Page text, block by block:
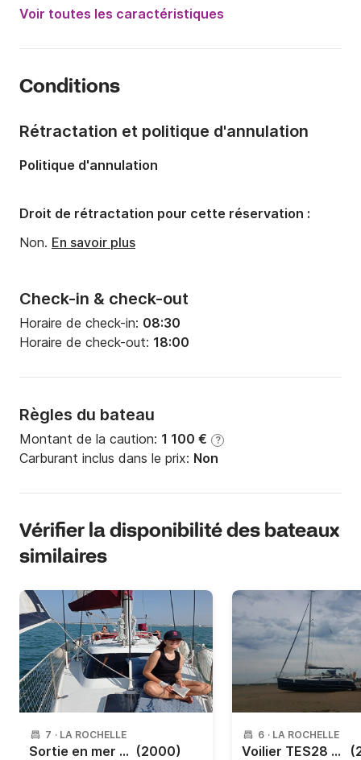
Nombre de couchages:
Largeur:
Tirant d'eau:
0.36m
Puissance moteur:
Voir toutes les caractéristiques
Conditions
Check-in & check-out
Horaire de check-in: 08:30
Horaire de check-out: 18:00
Règles du bateau
Montant de la caution: 1 100 € ?
Carburant inclus dans le prix: Non
Rétractation et politique d'annulation
Politique d'annulation
Droit de rétractation pour cette réservation :
Non. En savoir plus
Vérifier la disponibilité des bateaux
similaires
7 · LA ROCHELLE
Sortie en mer à la journée sur un voilier de 9m (2000)
6 · LA ROCHELLE
Voilier TES28 MAGNAM : Tarifs pour un couple